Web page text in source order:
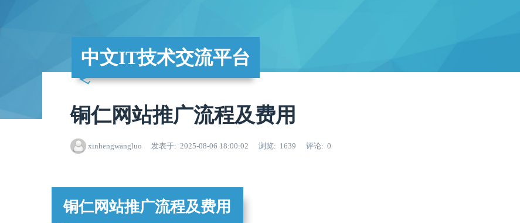
中文IT技术交流平台
铜仁网站推广流程及费用
xinhengwangluo 发表于 2025-08-06 18:00:02 浏览 1639 评论 0
铜仁网站推广流程及费用